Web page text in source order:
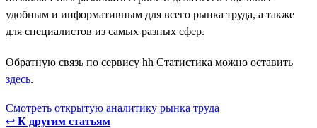
удобным и информативным для всего рынка труда, а также
для специалистов из самых разных сфер.
Обратную связь по сервису hh Статистика можно оставить
здесь.
Смотреть открытую аналитику рынка труда
↩ К другим статьям